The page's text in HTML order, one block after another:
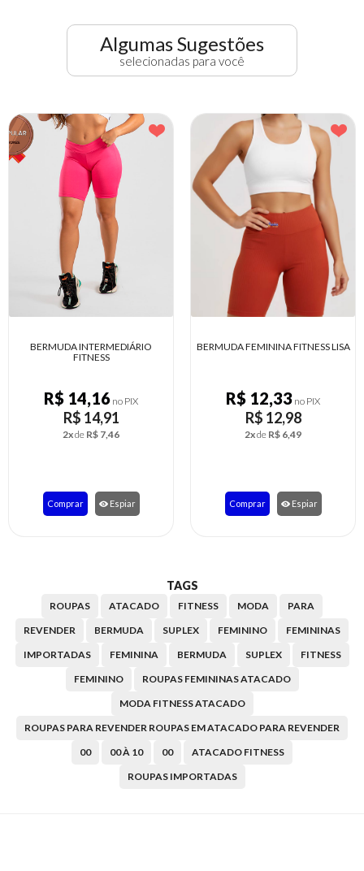
Algumas Sugestões
selecionadas para você
FITNESS COTTON PLUS
SIZE
R$ 14,78no PIX
R$ 15,56
deR$ 5,19
Comprar Espiar
BERMUDA INTERMEDIÁRIO
R$ 14,16no PIX
R$ 14,91
deR$ 7,46
Comprar Espiar
TAGS
ROUPAS ATACADO FITNESS MODA
PARA
REVENDER
BERMUDA SUPLEX FEMININO
FEMININAS
IMPORTADAS
FEMININA BERMUDA SUPLEX
FITNESS
FEMININO
ROUPAS FEMININAS ATACADO
MODA FITNESS ATACADO
ROUPAS PARA REVENDER ROUPAS EM ATACADO PARA REVENDER
00
00 À 10 00
ATACADO FITNESS
ROUPAS IMPORTADAS